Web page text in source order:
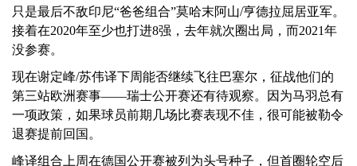
只是最后不敌印尼“爸爸组合”莫哈末阿山/亨德拉屈居亚军。
接着在2020年至少也打进8强，去年就次圈出局，而2021年
没参赛。
现在谢定峰/苏伟译下周能否继续飞往巴塞尔，征战他们的
第三站欧洲赛事——瑞士公开赛还有待观察。因为马羽总有
一项政策，如果球员前期几场比赛表现不佳，很可能被勒令
退赛提前回国。
峰译组合上周在德国公开赛被列为头号种子，但首圈轮空后